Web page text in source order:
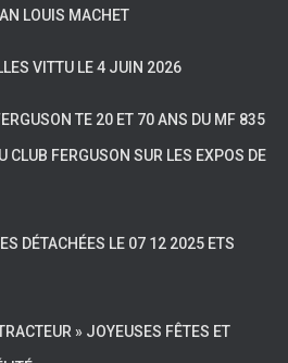
LOUIS MACHET
VITTU LE 4 JUIN 2026
TE 20 ET 70 ANS DU MF 835
CLUB FERGUSON SUR LES EXPOS DE
DÉTACHÉES LE 07 12 2025 ETS
» JOYEUSES FÊTES ET